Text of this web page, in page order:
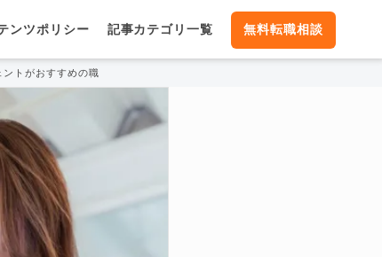
ンツポリシー 記事カテゴリ一覧 無料転職相談
トがおすすめの職種を紹介